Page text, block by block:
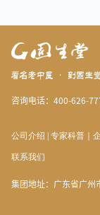
咨询电话：400-626-
公司介绍 专家科普
联系我们
集团地址：广东省广州